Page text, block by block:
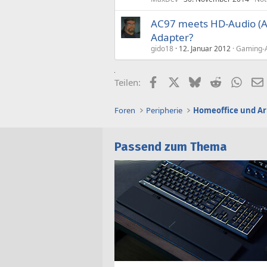
AC97 meets HD-Audio
Adapter?
gido18 12. Januar 2012 Gaming-
Teilen: FacebookX (Twitter)
BlueskyReddit
Foren Peripherie Homeoffice und
Passend zum Thema